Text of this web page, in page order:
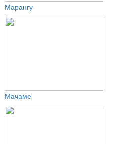
Марангу
Мачаме